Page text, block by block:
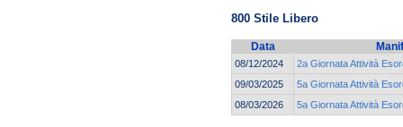
800 Stile Libero
Data
08/12/2024
2a Giornata Attività
09/03/2025
5a Giornata Attività
08/03/2026
5a Giornata Attività